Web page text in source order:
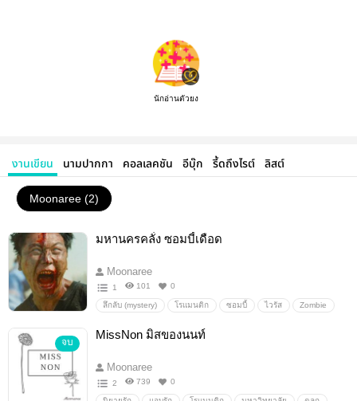
นักอ่านตัวยง
งานเขียน นามปากกา คอลเลคชัน อีบุ๊ก รี้ดถึงไรต์ ลิสต์
Moonaree (2)
มหานครคลั่ง ซอมบี้เดือด
Moonaree
1 101 0
ลึกลับ (mystery) โรแมนติก ซอมบี้ ไวรัส Zombie
จบ
MissNon มิสของนนท์
Moonaree
2 739 0